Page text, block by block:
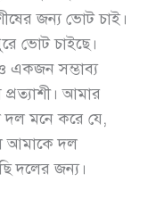
জন্য ভোট চাই।
ভোট চাইছে।
একজন সম্ভাব্য
প্রত্যাশী। আমার
দল মনে করে যে,
আমাকে দল
দলের জন্য।